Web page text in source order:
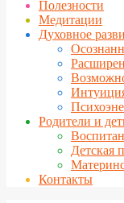
Полезности
Медитации
Духовное
Родители и
Детская
Контакты